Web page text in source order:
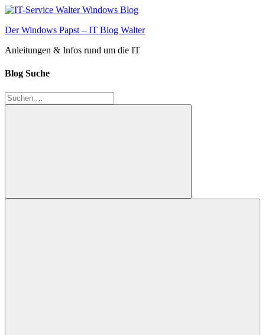
Zum
springen
Der Windows Papst – IT Blog Walter
Anleitungen & Infos rund um die IT
Blog Suche
Suchen
nach:
Suchen